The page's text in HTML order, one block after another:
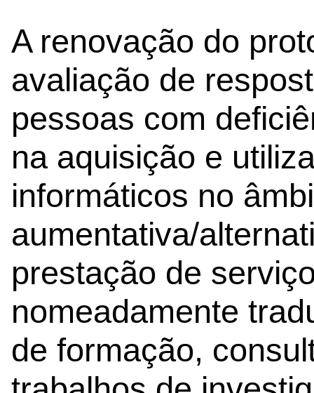
A renovação do
avaliação de
pessoas com
na aquisição e
informáticos no
aumentativa/
prestação de
nomeadamente
de formação,